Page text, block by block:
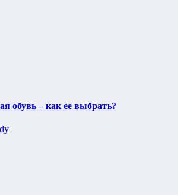
обувь – как ее выбрать?